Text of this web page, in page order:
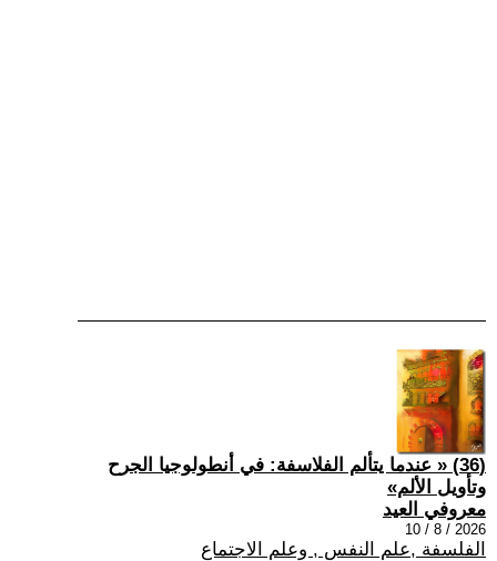
(36) « عندما يتألم الفلاسفة: في أنطولوجيا الجرح
وتأويل الألم»
معروفي العيد
2026 / 8 / 10
الفلسفة ,علم النفس , وعلم الاجتماع